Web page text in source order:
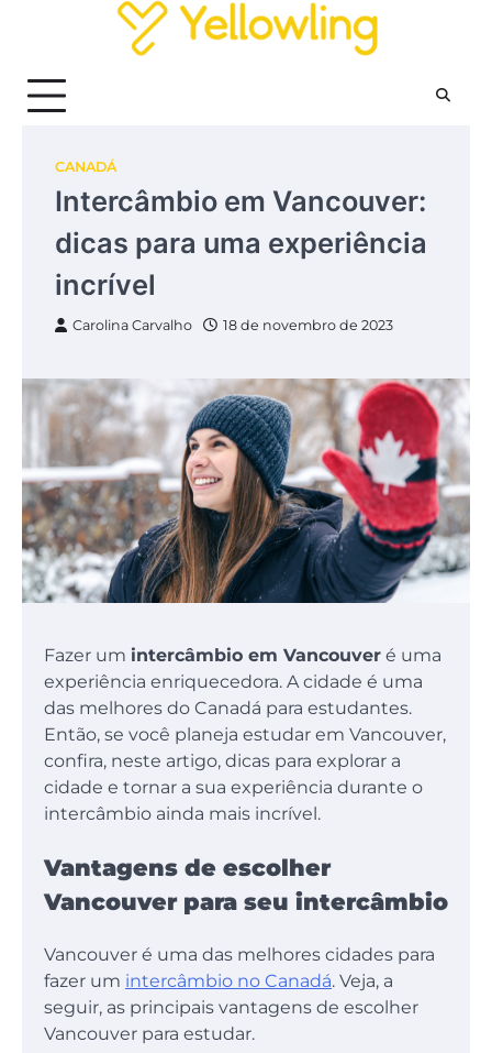
CANADÁ
Intercâmbio em Vancouver:
dicas para uma experiência
incrível
Carolina Carvalho 18 de novembro de 2023
Fazer um intercâmbio em Vancouver é uma
experiência enriquecedora. A cidade é uma
das melhores do Canadá para estudantes.
Então, se você planeja estudar em Vancouver,
confira, neste artigo, dicas para explorar a
cidade e tornar a sua experiência durante o
intercâmbio ainda mais incrível.
Vantagens de escolher
Vancouver para seu intercâmbio
Vancouver é uma das melhores cidades para
fazer um intercâmbio no Canadá. Veja, a
seguir, as principais vantagens de escolher
Vancouver para estudar.